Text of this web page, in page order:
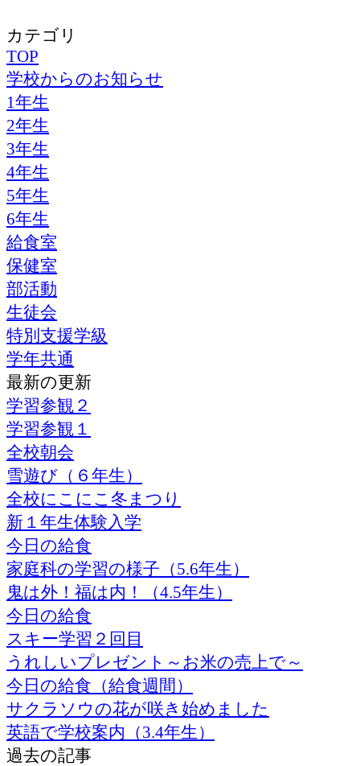
カテゴリ
TOP
学校からのお知らせ
1年生
2年生
3年生
4年生
5年生
6年生
給食室
保健室
部活動
生徒会
特別支援学級
学年共通
最新の更新
学習参観２
学習参観１
全校朝会
雪遊び（６年生）
全校にこにこ冬まつり
新１年生体験入学
今日の給食
家庭科の学習の様子（5.6年生）
鬼は外！福は内！（4.5年生）
今日の給食
スキー学習２回目
うれしいプレゼント～お米の売上で～
今日の給食（給食週間）
サクラソウの花が咲き始めました
英語で学校案内（3.4年生）
過去の記事